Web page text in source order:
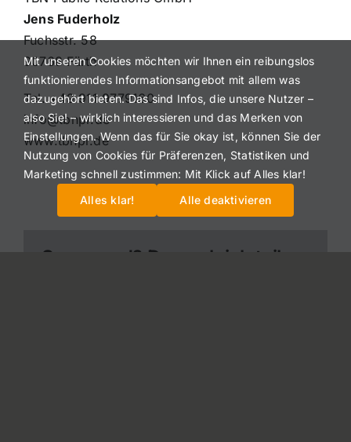
Jens Fuderholz
Fuchsstr. 58
90768 Fürth
Tel. +49 911 9779160
info@tbnpr.de
www.tbnpr.de
Spannend? Dann gleich teilen:
Mit unseren Cookies möchten wir Ihnen ein reibungslos
funktionierendes Informationsangebot mit allem was
dazugehört bieten. Das sind Infos, die unsere Nutzer –
also Sie! – wirklich interessieren und das Merken von
Einstellungen. Wenn das für Sie okay ist, können Sie der
Nutzung von Cookies für Präferenzen, Statistiken und
Marketing schnell zustimmen: Mit Klick auf Alles klar!
Alles klar!
Alle deaktivieren